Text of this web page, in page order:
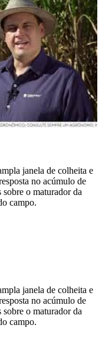
janela de colheita e
no acúmulo de
sobre o maturador da
campo.
janela de colheita e
no acúmulo de
sobre o maturador da
campo.